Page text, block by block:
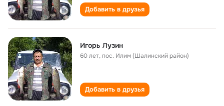
Добавить в друзья
Игорь Лузин
60 лет,пос. Илим (Шалинский район)
Добавить в друзья